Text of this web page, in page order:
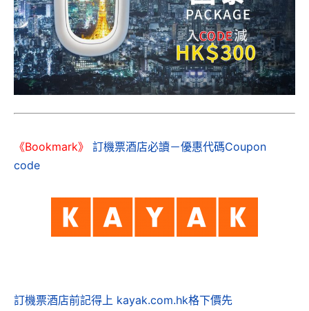
《Bookmark》
訂機票酒店必讀－優惠代碼Coupon
code
訂機票酒店前記得上 kayak.com.hk格下價先